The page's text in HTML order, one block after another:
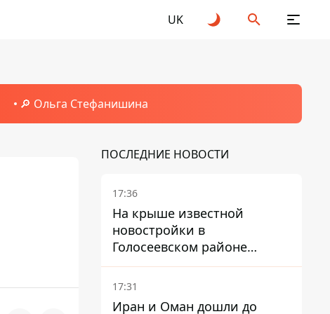
UK
🔎 Ольга Стефанишина
ПОСЛЕДНИЕ НОВОСТИ
17:36
На крыше известной
новостройки в
Голосеевском районе
разбивают парк площадью
в гектар
17:31
Иран и Оман дошли до